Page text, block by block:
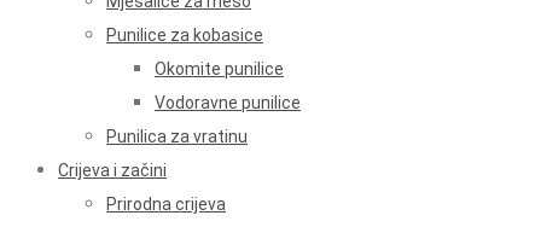
Punilice za kobasice
Okomite punilice
Vodoravne punilice
Punilica za vratinu
Crijeva i začini
Prirodna crijeva